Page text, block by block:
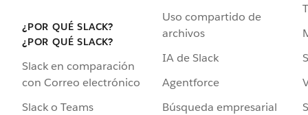
¿POR QUÉ SLACK?
¿POR QUÉ SLACK?
Slack en comparación
con Correo electrónico
Slack o Teams
Uso compartido de
archivos
IA de Slack
Agentforce
Búsqueda empresarial